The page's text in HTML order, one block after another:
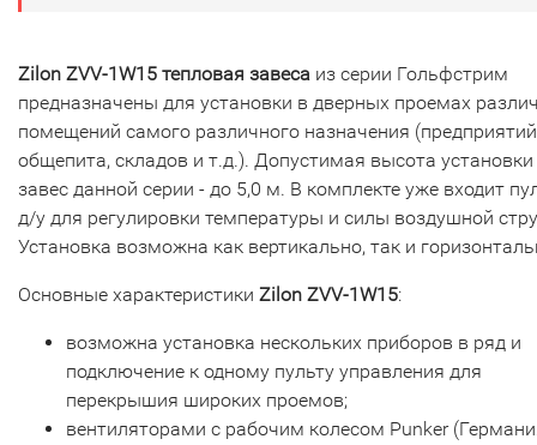
Zilon ZVV-1W15 тепловая завеса из серии Гольфстрим
предназначены для установки в дверных проемах
помещений самого различного назначения (предприятий
общепита, складов и т.д.). Допустимая высота установки
завес данной серии - до 5,0 м. В комплекте уже входит
д/у для регулировки температуры и силы воздушной
Установка возможна как вертикально, так и
Основные характеристики Zilon ZVV-1W15:
возможна установка нескольких приборов в ряд и
подключение к одному пульту управления для
перекрышия широких проемов;
вентиляторами с рабочим колесом Punker